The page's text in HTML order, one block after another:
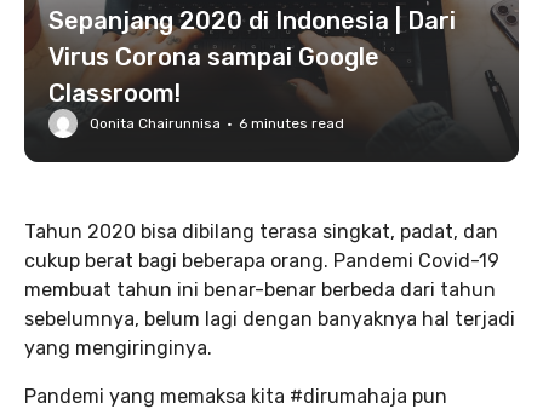
Sepanjang 2020 di Indonesia | Dari
Virus Corona sampai Google
Classroom!
Qonita Chairunnisa · 6 minutes read
Tahun 2020 bisa dibilang terasa singkat, padat, dan
cukup berat bagi beberapa orang. Pandemi Covid-19
membuat tahun ini benar-benar berbeda dari tahun
sebelumnya, belum lagi dengan banyaknya hal terjadi
yang mengiringinya.
Pandemi yang memaksa kita #dirumahaja pun